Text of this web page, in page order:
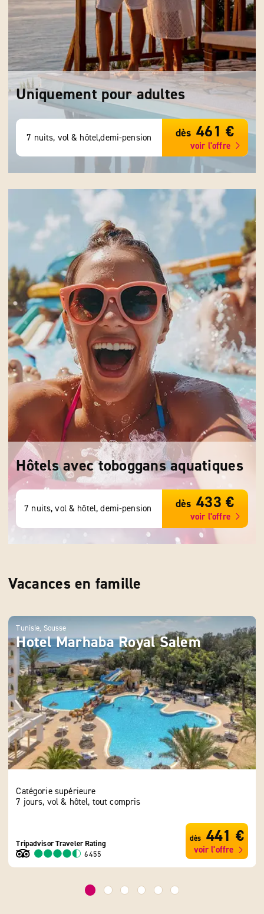
Uniquement pour adultes
7 nuits, vol & hôtel,demi-pension dès 461 €
voir l'offre
Hôtels avec toboggans aquatiques
7 nuits, vol & hôtel, demi-pension dès 433 €
voir l'offre
Vacances en famille
Tunisie, Sousse
Hotel Marhaba Royal Salem
Catégorie supérieure
7 jours, vol & hôtel, tout compris
Tripadvisor Traveler Rating
6455
441 €
voir l'offre